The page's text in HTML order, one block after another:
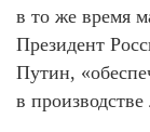
в то же время
Президент
Путин,
в